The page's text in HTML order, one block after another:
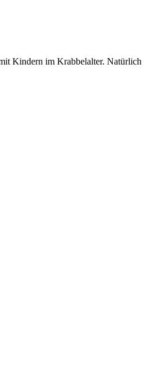
Kindern im Krabbelalter. Natürlich